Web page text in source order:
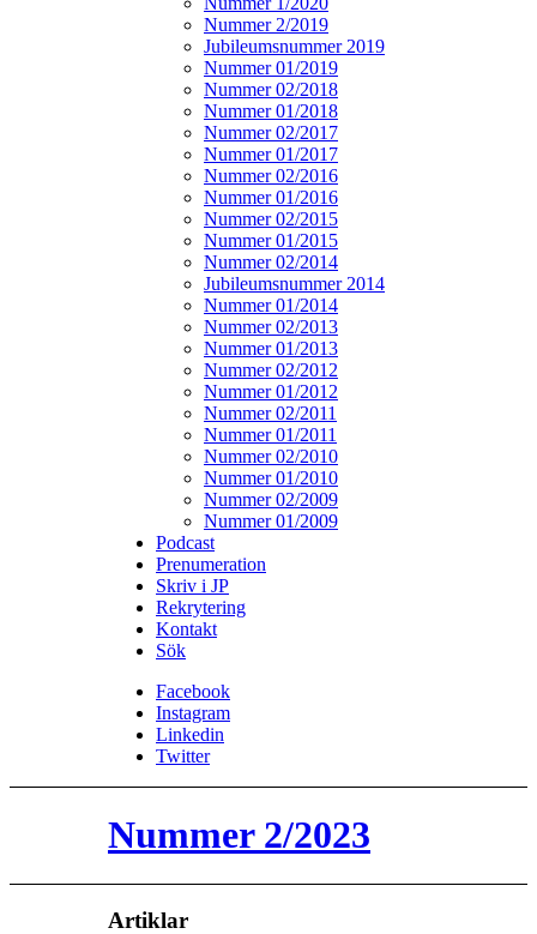
Nummer 2/2019
Jubileumsnummer 2019
Nummer 01/2019
Nummer 02/2018
Nummer 01/2018
Nummer 02/2017
Nummer 01/2017
Nummer 02/2016
Nummer 01/2016
Nummer 02/2015
Nummer 01/2015
Nummer 02/2014
Jubileumsnummer 2014
Nummer 01/2014
Nummer 02/2013
Nummer 01/2013
Nummer 02/2012
Nummer 01/2012
Nummer 02/2011
Nummer 01/2011
Nummer 02/2010
Nummer 01/2010
Nummer 02/2009
Nummer 01/2009
Podcast
Prenumeration
Skriv i JP
Rekrytering
Kontakt
Sök
Facebook
Instagram
Linkedin
Twitter
Nummer 2/2023
Artiklar